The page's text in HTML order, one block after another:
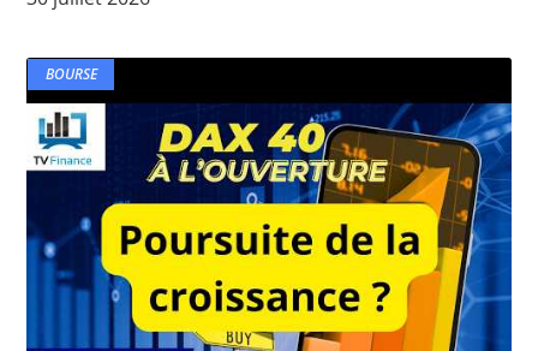
BOURSE